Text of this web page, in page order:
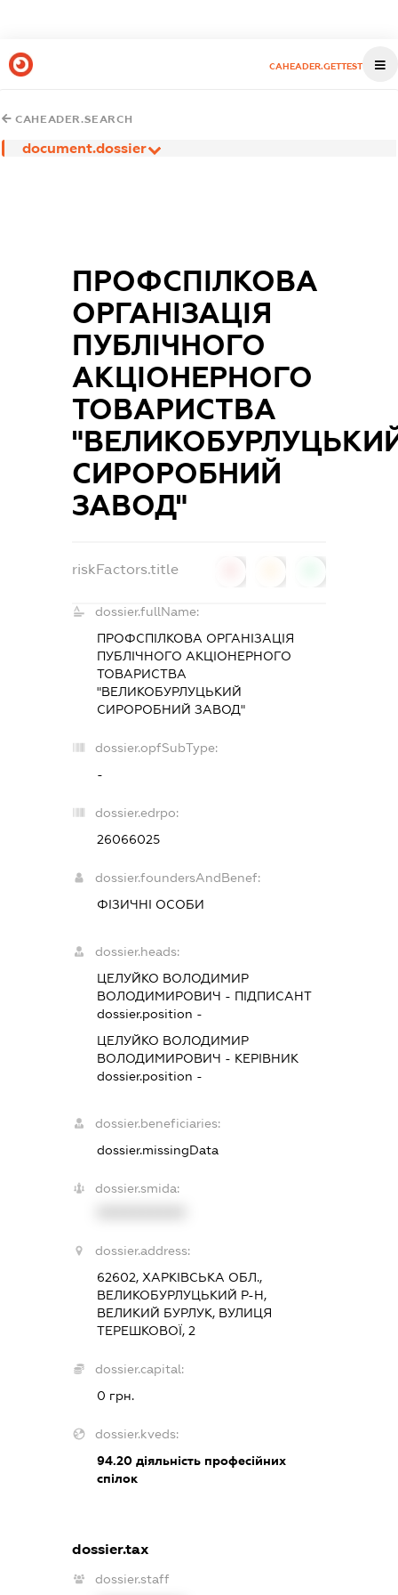
CAHEADER.GETTEST
CAHEADER.SEARCH
document.dossier
ПРОФСПІЛКОВА
ОРГАНІЗАЦІЯ
ПУБЛІЧНОГО
АКЦІОНЕРНОГО
ТОВАРИСТВА
СИРОРОБНИЙ
ЗАВОД"
riskFactors.title
dossier.fullName:
ПРОФСПІЛКОВА ОРГАНІЗАЦІЯ
ПУБЛІЧНОГО АКЦІОНЕРНОГО
ТОВАРИСТВА
"ВЕЛИКОБУРЛУЦЬКИЙ
СИРОРОБНИЙ ЗАВОД"
dossier.opfSubType:
-
dossier.edrpo:
26066025
dossier.foundersAndBenef:
ФІЗИЧНІ ОСОБИ
dossier.heads:
ЦЕЛУЙКО ВОЛОДИМИР
ВОЛОДИМИРОВИЧ - ПІДПИСАНТ
dossier.position -
ЦЕЛУЙКО ВОЛОДИМИР
ВОЛОДИМИРОВИЧ - КЕРІВНИК
dossier.position -
dossier.beneficiaries:
dossier.missingData
dossier.smida:
dossier.address:
62602, ХАРКІВСЬКА ОБЛ.,
ВЕЛИКОБУРЛУЦЬКИЙ Р-Н,
ВЕЛИКИЙ БУРЛУК, ВУЛИЦЯ
ТЕРЕШКОВОЇ, 2
dossier.capital:
0 грн.
dossier.kveds:
94.20діяльність професійних
спілок
dossier.tax
dossier.staff